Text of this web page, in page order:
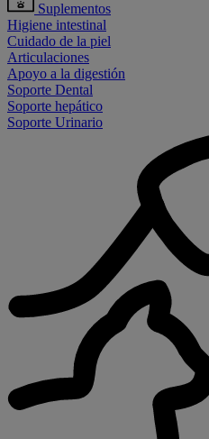
Suplementos
Higiene intestinal
Cuidado de la piel
Articulaciones
Apoyo a la digestión
Soporte Dental
Soporte hepático
Soporte Urinario